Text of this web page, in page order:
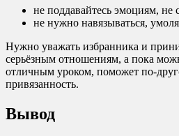
не поддавайтесь эмоциям, не
не нужно навязываться,
Нужно уважать избранника и
серьёзным отношениям, а пока
отличным уроком, поможет по-
привязанность.
Вывод